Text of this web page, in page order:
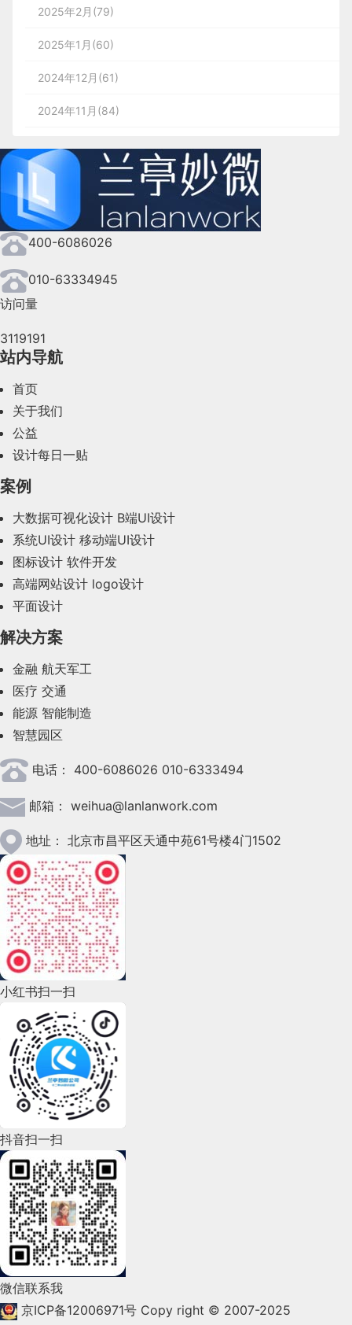
2025年2月(79)
2025年1月(60)
2024年12月(61)
2024年11月(84)
2024年9月(144)
2024年8月(164)
2024年7月(107)
2024年6月(63)
2024年4月(44)
2024年2月(58)
2023年10月(14)
2023年8月(88)
2023年7月(62)
2023年6月(58)
2023年5月(28)
2023年4月(47)
2023年3月(37)
2023年2月(90)
2023年1月(78)
2022年12月(45)
2022年11月(69)
2022年10月(51)
2022年9月(135)
2022年7月(111)
2022年6月(162)
2022年5月(143)
2022年4月(86)
2022年3月(119)
2022年2月(53)
2022年1月(99)
2021年12月(105)
400-6086026
010-63334945
访问量
3119191
站内导航
首页
关于我们
公益
设计每日一贴
案例
大数据可视化设计 B端UI设计
系统UI设计 移动端UI设计
图标设计 软件开发
高端网站设计 logo设计
平面设计
解决方案
金融 航天军工
医疗 交通
能源 智能制造
智慧园区
电话： 400-6086026 010-6333494
邮箱： weihua@lanlanwork.com
地址： 北京市昌平区天通中苑61号楼4门1502
小红书扫一扫
抖音扫一扫
微信联系我
京ICP备12006971号 Copy right © 2007-2025